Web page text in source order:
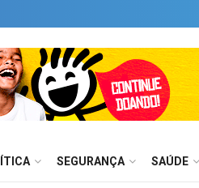
SEGURANÇA SAÚDE